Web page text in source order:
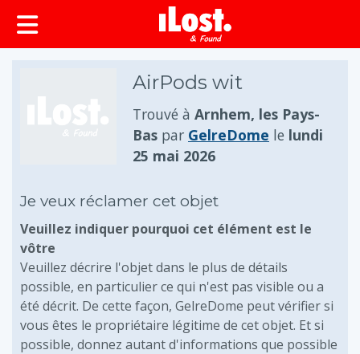
principal
AirPods wit
Trouvé à Arnhem, les Pays-
Bas par GelreDome le lundi
25 mai 2026
Je veux réclamer cet objet
Veuillez indiquer pourquoi cet élément est le
vôtre
Veuillez décrire l'objet dans le plus de détails
possible, en particulier ce qui n'est pas visible ou a
été décrit. De cette façon, GelreDome peut vérifier si
vous êtes le propriétaire légitime de cet objet. Et si
possible, donnez autant d'informations que possible